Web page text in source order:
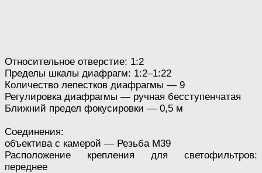
Относительное отверстие: 1:2
Пределы шкалы диафрагм: 1:2–1:22
Количество лепестков диафрагмы — 9
Регулировка диафрагмы — ручная бесступенчатая
Ближний предел фокусировки — 0,5 м
Соединения:
объектива с камерой — Резьба М39
Расположение крепления для светофильтров:
переднее